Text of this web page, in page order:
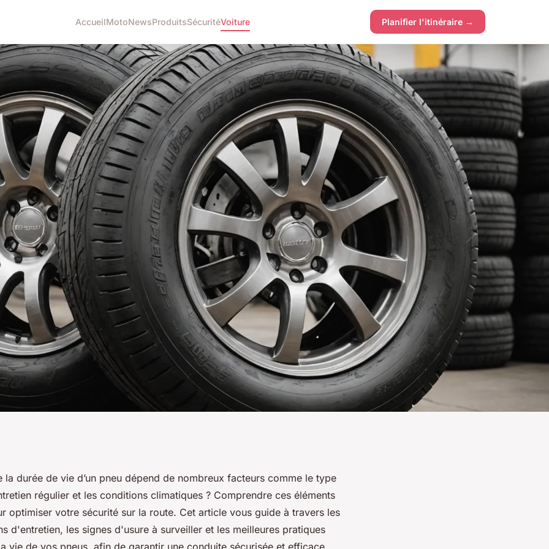
AccueilMotoNewsProduitsSécuritéVoiture Planifier l'itinéraire →
de vie d'un
la durée de vie d’un pneu dépend de nombreux facteurs comme le type
régulier et les conditions climatiques ? Comprendre ces éléments
optimiser votre sécurité sur la route. Cet article vous guide à travers les
d'entretien, les signes d'usure à surveiller et les meilleures pratiques
vie de vos pneus, afin de garantir une conduite sécurisée et efficace.